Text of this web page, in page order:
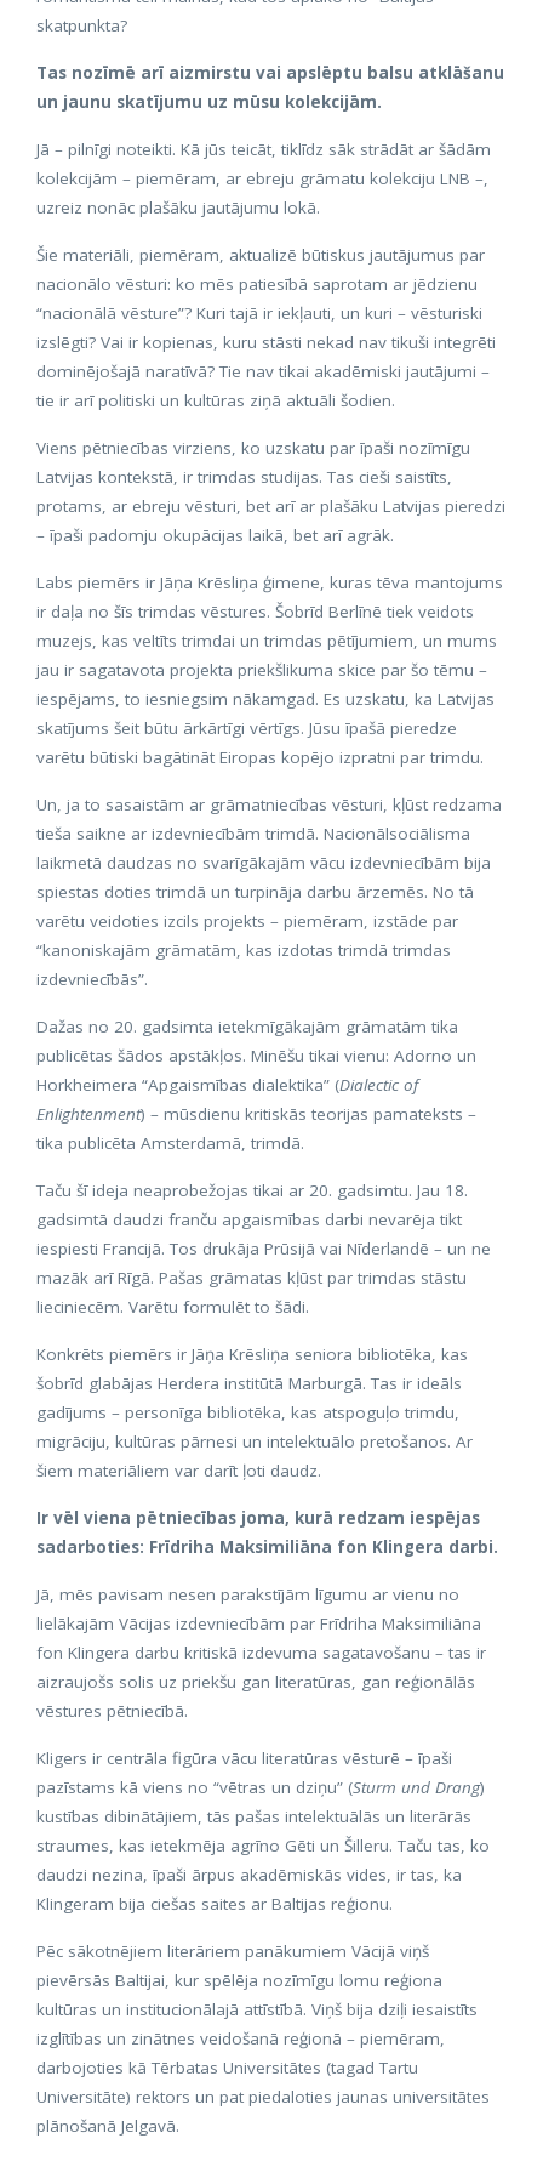
skatpunkta?
Tas nozīmē arī aizmirstu vai apslēptu balsu atklāšanu
un jaunu skatījumu uz mūsu kolekcijām.
Jā – pilnīgi noteikti. Kā jūs teicāt, tiklīdz sāk strādāt ar šādām
kolekcijām – piemēram, ar ebreju grāmatu kolekciju LNB –,
uzreiz nonāc plašāku jautājumu lokā.
Šie materiāli, piemēram, aktualizē būtiskus jautājumus par
nacionālo vēsturi: ko mēs patiesībā saprotam ar jēdzienu
“nacionālā vēsture”? Kuri tajā ir iekļauti, un kuri – vēsturiski
izslēgti? Vai ir kopienas, kuru stāsti nekad nav tikuši integrēti
dominējošajā naratīvā? Tie nav tikai akadēmiski jautājumi –
tie ir arī politiski un kultūras ziņā aktuāli šodien.
Viens pētniecības virziens, ko uzskatu par īpaši nozīmīgu
Latvijas kontekstā, ir trimdas studijas. Tas cieši saistīts,
protams, ar ebreju vēsturi, bet arī ar plašāku Latvijas pieredzi
– īpaši padomju okupācijas laikā, bet arī agrāk.
Labs piemērs ir Jāņa Krēsliņa ģimene, kuras tēva mantojums
ir daļa no šīs trimdas vēstures. Šobrīd Berlīnē tiek veidots
muzejs, kas veltīts trimdai un trimdas pētījumiem, un mums
jau ir sagatavota projekta priekšlikuma skice par šo tēmu –
iespējams, to iesniegsim nākamgad. Es uzskatu, ka Latvijas
skatījums šeit būtu ārkārtīgi vērtīgs. Jūsu īpašā pieredze
varētu būtiski bagātināt Eiropas kopējo izpratni par trimdu.
Un, ja to sasaistām ar grāmatniecības vēsturi, kļūst redzama
tieša saikne ar izdevniecībām trimdā. Nacionālsociālisma
laikmetā daudzas no svarīgākajām vācu izdevniecībām bija
spiestas doties trimdā un turpināja darbu ārzemēs. No tā
varētu veidoties izcils projekts – piemēram, izstāde par
“kanoniskajām grāmatām, kas izdotas trimdā trimdas
izdevniecībās”.
Dažas no 20. gadsimta ietekmīgākajām grāmatām tika
publicētas šādos apstākļos. Minēšu tikai vienu: Adorno un
Horkheimera “Apgaismības dialektika” (Dialectic of
Enlightenment) – mūsdienu kritiskās teorijas pamateksts –
tika publicēta Amsterdamā, trimdā.
Taču šī ideja neaprobežojas tikai ar 20. gadsimtu. Jau 18.
gadsimtā daudzi franču apgaismības darbi nevarēja tikt
iespiesti Francijā. Tos drukāja Prūsijā vai Nīderlandē – un ne
mazāk arī Rīgā. Pašas grāmatas kļūst par trimdas stāstu
lieciniecēm. Varētu formulēt to šādi.
Konkrēts piemērs ir Jāņa Krēsliņa seniora bibliotēka, kas
šobrīd glabājas Herdera institūtā Marburgā. Tas ir ideāls
gadījums – personīga bibliotēka, kas atspoguļo trimdu,
migrāciju, kultūras pārnesi un intelektuālo pretošanos. Ar
šiem materiāliem var darīt ļoti daudz.
Ir vēl viena pētniecības joma, kurā redzam iespējas
sadarboties: Frīdriha Maksimiliāna fon Klingera darbi.
Jā, mēs pavisam nesen parakstījām līgumu ar vienu no
lielākajām Vācijas izdevniecībām par Frīdriha Maksimiliāna
fon Klingera darbu kritiskā izdevuma sagatavošanu – tas ir
aizraujošs solis uz priekšu gan literatūras, gan reģionālās
vēstures pētniecībā.
Kligers ir centrāla figūra vācu literatūras vēsturē – īpaši
pazīstams kā viens no “vētras un dziņu” (Sturm und Drang)
kustības dibinātājiem, tās pašas intelektuālās un literārās
straumes, kas ietekmēja agrīno Gēti un Šilleru. Taču tas, ko
daudzi nezina, īpaši ārpus akadēmiskās vides, ir tas, ka
Klingeram bija ciešas saites ar Baltijas reģionu.
Pēc sākotnējiem literāriem panākumiem Vācijā viņš
pievērsās Baltijai, kur spēlēja nozīmīgu lomu reģiona
kultūras un institucionālajā attīstībā. Viņš bija dziļi iesaistīts
izglītības un zinātnes veidošanā reģionā – piemēram,
darbojoties kā Tērbatas Universitātes (tagad Tartu
Universitāte) rektors un pat piedaloties jaunas universitātes
plānošanā Jelgavā.